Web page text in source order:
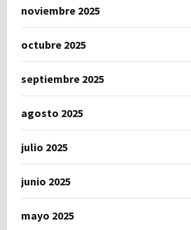
noviembre 2025
octubre 2025
septiembre 2025
agosto 2025
julio 2025
junio 2025
mayo 2025